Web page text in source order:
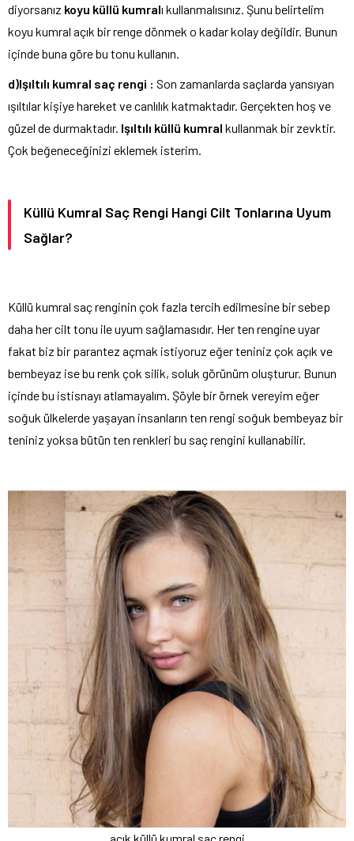
diyorsanız koyu küllü kumralı kullanmalısınız. Şunu belirtelim
koyu kumral açık bir renge dönmek o kadar kolay değildir. Bunun
içinde buna göre bu tonu kullanın.
d)Işıltılı kumral saç rengi : Son zamanlarda saçlarda yansıyan
ışıltılar kişiye hareket ve canlılık katmaktadır. Gerçekten hoş ve
güzel de durmaktadır. Işıltılı küllü kumral kullanmak bir zevktir.
Çok beğeneceğinizi eklemek isterim.
Küllü Kumral Saç Rengi Hangi Cilt Tonlarına Uyum
Sağlar?
Küllü kumral saç renginin çok fazla tercih edilmesine bir sebep
daha her cilt tonu ile uyum sağlamasıdır. Her ten rengine uyar
fakat biz bir parantez açmak istiyoruz eğer teniniz çok açık ve
bembeyaz ise bu renk çok silik, soluk görünüm oluşturur. Bunun
içinde bu istisnayı atlamayalım. Şöyle bir örnek vereyim eğer
soğuk ülkelerde yaşayan insanların ten rengi soğuk bembeyaz bir
teniniz yoksa bütün ten renkleri bu saç rengini kullanabilir.